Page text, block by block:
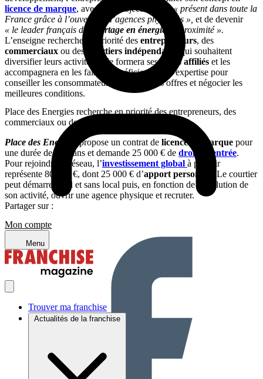
Mon compte
Menu
Trouver ma franchise
Actualités de la franchise
licence de marque, avec pour objectif d’être« présent dans toute la
France grâce à l’ouverture d’agences physiques », et de devenir
« le leader français du
courtage en énergie
de proximité ».
L’enseigne recherche en priorité des entrepreneurs, des
commerciaux ou des courtiers indépendants
qui souhaitent
diversifier leurs activités. Elle formera ses futursaffiliés et les
accompagnera en les faisant bénéficier de son expertise pour
conseiller les consommateurs, comparer les offres et négocier les
meilleures conditions.
Place des Energies recherche en priorité des entrepreneurs, des
commerciaux ou des courtiers indépendants
Place des Energies
propose un contrat de licence de marque pour
une durée de cinq ans et demande 25 000 € de droits d’entrée.
Pour rejoindre le réseau, l’investissement global à prévoir
représente 80 000 €, dont 25 000 € d’apport personnel
. Le courtier
peut démarrer seul et sans local puis, en fonction de l’évolution de
son activité, ouvrir une agence physique et recruter.
Partager sur :